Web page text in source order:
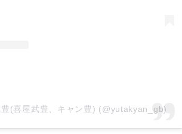
(喜屋武豊、キャン豊) (@yutakyan_gb)